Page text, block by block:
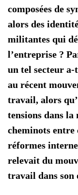
composées de
alors des
militantes qui
l’entreprise ?
un tel secteur
au récent
travail, alors
tensions dans
cheminots entre
réformes
relevait du
travail dans son